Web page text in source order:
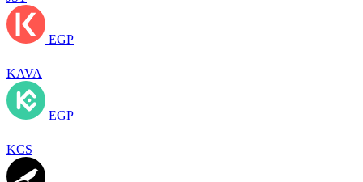
EGP
KAVA
EGP
KCS